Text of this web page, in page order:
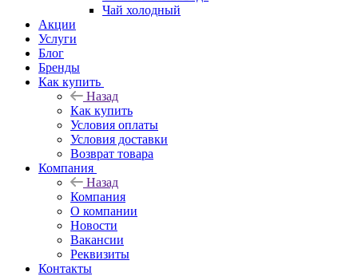
Чай холодный
Акции
Услуги
Блог
Бренды
Как купить
Назад
Как купить
Условия оплаты
Условия доставки
Возврат товара
Компания
Назад
Компания
О компании
Новости
Вакансии
Реквизиты
Контакты